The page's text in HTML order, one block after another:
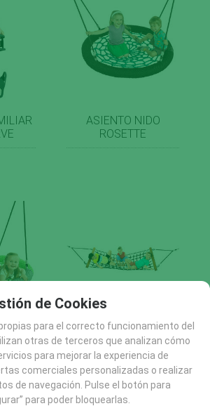
ASIENTO NIDO
ROSETTE
HAMACA DE CUERDA
ARMADA
de Cookies
para el correcto funcionamiento del
otras de terceros que analizan cómo
para mejorar la experiencia de
comerciales personalizadas o realizar
de navegación. Pulse el botón para
para poder bloquearlas.